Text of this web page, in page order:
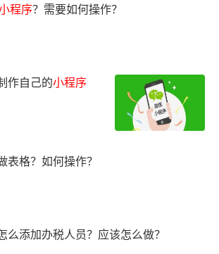
产品场景库
程序？需要如何操作？
作自己的小程序
表格？如何操作？
么添加办税人员？应该怎么做？